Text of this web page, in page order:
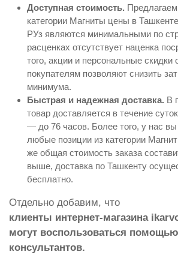
Доступная стоимость.
категории Магниты цены в
РУз являются минимальными по
расценках отсутствует наценка
того, акции и персональные скидки
покупателям позволяют снизить
минимума.
Быстрая и надежная доставка. В
товар доставляется в течение
— до 76 часов. Более того, у нас вы
любые позиции из категории
же общая стоимость заказа
выше, доставка по Ташкенту
бесплатно.
Отдельно добавим, что
клиенты интернет-магазина
могут воспользоваться
консультантов.